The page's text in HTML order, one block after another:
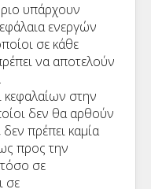
υπάρχουν
ενεργών
σε κάθε
να αποτελούν
κεφαλαίων στην
δεν θα αρθούν
πρέπει καμία
προς την
σε
σε